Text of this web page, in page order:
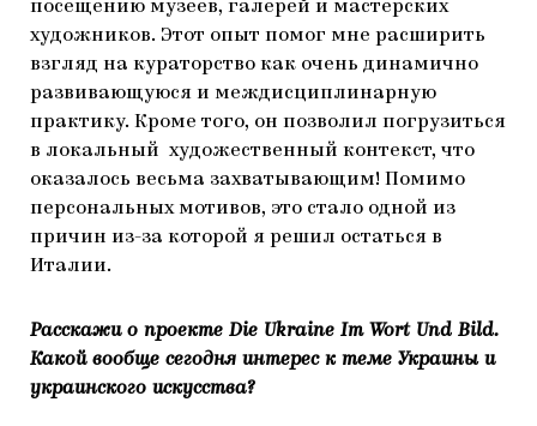
посещению музеев, галерей и мастерских
художников. Этот опыт помог мне расширить
взгляд на кураторство как очень динамично
развивающуюся и междисциплинарную
практику. Кроме того, он позволил погрузиться
в локальный художественный контекст, что
оказалось весьма захватывающим! Помимо
персональных мотивов, это стало одной из
причин из-за которой я решил остаться в
Италии.
Расскажи о проекте Die Ukraine Im Wort Und Bild.
Какой вообще сегодня интерес к теме Украины и
украинского искусства?